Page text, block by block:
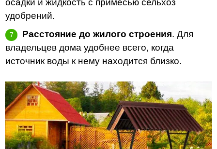
осадки и жидкость с примесью сельхоз
удобрений.
Расстояние до жилого строения. Для
владельцев дома удобнее всего, когда
источник воды к нему находится близко.